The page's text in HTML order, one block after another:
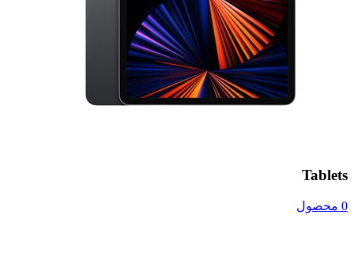
Tablets
0 محصول